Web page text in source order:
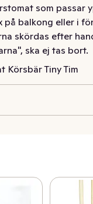
som passar
på balkong eller i
skördas efter
ska ej tas bort.
Körsbär Tiny Tim